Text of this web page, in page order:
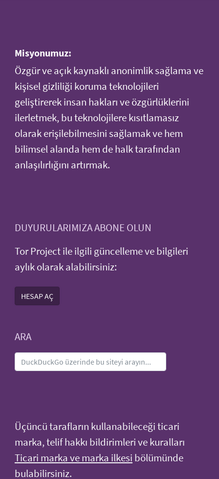
Misyonumuz:
Özgür ve açık kaynaklı anonimlik sağlama ve
kişisel gizliliği koruma teknolojileri
geliştirerek insan hakları ve özgürlüklerini
ilerletmek, bu teknolojilere kısıtlamasız
olarak erişilebilmesini sağlamak ve hem
bilimsel alanda hem de halk tarafından
anlaşılırlığını artırmak.
DUYURULARIMIZA ABONE OLUN
Tor Project ile ilgili güncelleme ve bilgileri
aylık olarak alabilirsiniz:
HESAP AÇ
ARA
Üçüncü tarafların kullanabileceği ticari
marka, telif hakkı bildirimleri ve kuralları
Ticari marka ve marka ilkesi bölümünde
bulabilirsiniz.